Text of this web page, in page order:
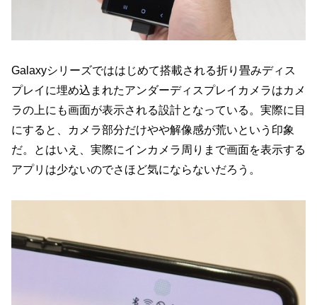
Galaxyシリーズでははじめて搭載される折り畳みディス
プレイに埋め込まれたアンダーディスプレイカメラはカメ
ラの上にも画面が表示される設計となっている。実際に目
にすると、カメラ部分だけやや解像感が荒いという印象
だ。とはいえ、実際にインカメラ周りまで画面を表示する
アプリは少ないのでさほど気にならないだろう。